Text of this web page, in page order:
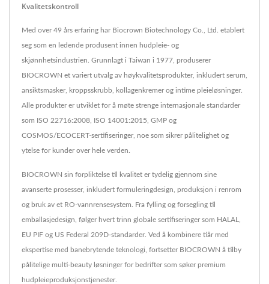
Kvalitetskontroll
Med over 49 års erfaring har Biocrown Biotechnology Co., Ltd. etablert
seg som en ledende produsent innen hudpleie- og
skjønnhetsindustrien. Grunnlagt i Taiwan i 1977, produserer
BIOCROWN et variert utvalg av høykvalitetsprodukter, inkludert serum,
ansiktsmasker, kroppsskrubb, kollagenkremer og intime pleieløsninger.
Alle produkter er utviklet for å møte strenge internasjonale standarder
som ISO 22716:2008, ISO 14001:2015, GMP og
COSMOS/ECOCERT-sertifiseringer, noe som sikrer pålitelighet og
ytelse for kunder over hele verden.
BIOCROWN sin forpliktelse til kvalitet er tydelig gjennom sine
avanserte prosesser, inkludert formuleringdesign, produksjon i renrom
og bruk av et RO-vannrensesystem. Fra fylling og forsegling til
emballasjedesign, følger hvert trinn globale sertifiseringer som HALAL,
EU PIF og US Federal 209D-standarder. Ved å kombinere tiår med
ekspertise med banebrytende teknologi, fortsetter BIOCROWN å tilby
pålitelige multi-beauty løsninger for bedrifter som søker premium
hudpleieproduksjonstjenester.